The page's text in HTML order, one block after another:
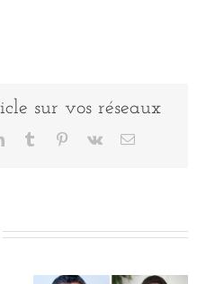
sur vos réseaux
LinkedInTumblr Pinterest
Vk Email